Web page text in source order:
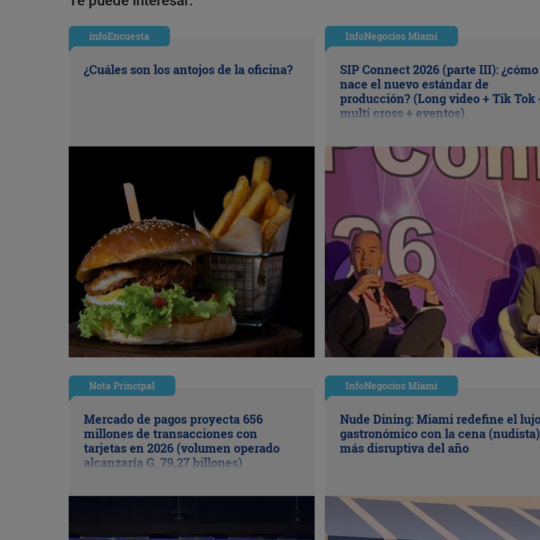
infoEncuesta
¿Cuáles son los antojos de la oficina?
InfoNegocios Miami
SIP Connect 2026 (parte III): ¿cómo
nace el nuevo estándar de
producción? (Long video + Tik Tok
multi cross + eventos)
Nota Principal
Mercado de pagos proyecta 656
millones de transacciones con
tarjetas en 2026 (volumen operado
alcanzaría G. 79,27 billones)
InfoNegocios Miami
Nude Dining: Miami redefine el
gastronómico con la cena (nudista)
más disruptiva del año